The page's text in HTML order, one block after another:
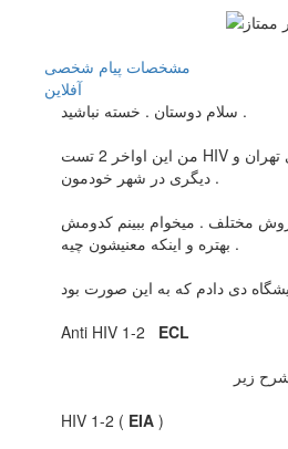
مشخصات پیام شخصی
آفلاين
سلام دوستان . خسته نباشید .
من این اواخر 2 تست HIV دادم . یکی در آزمایشگاه دی تهران و
دیگری در شهر خودمون .
روش مختلف . میخوام ببینم کدومش
بهتره و اینکه معنیشون چیه .
Anti HIV 1-2 ECL
HIV 1-2 ( EIA )